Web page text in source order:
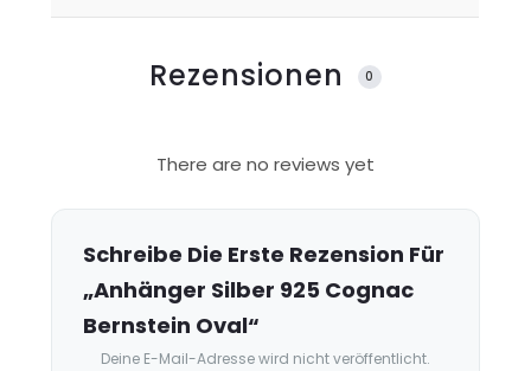
Rezensionen 0
z
There are no reviews yet
Schreibe Die Erste Rezension Für
„Anhänger Silber 925 Cognac
Bernstein Oval“
Deine E-Mail-Adresse wird nicht veröffentlicht.